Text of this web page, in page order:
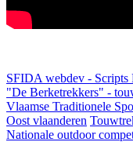
SFIDA webdev - Scripts
"De Berketrekkers" -
Vlaamse Traditionele
Oost vlaanderen
Nationale outdoor